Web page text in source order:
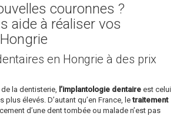
couronnes ?
aide à réaliser vos
en Hongrie à des prix
la dentisterie, l’implantologie dentaire est celui
élevés. D’autant qu’en France, letraitement
d’une dent tombée ou malade n’est pas